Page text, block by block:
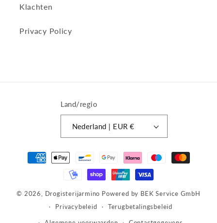
Klachten
Privacy Policy
Land/regio
Nederland | EUR €
Betaalmethoden
© 2026, Drogisterijarmino Powered by BEK Service GmbH
Privacybeleid
Terugbetalingsbeleid